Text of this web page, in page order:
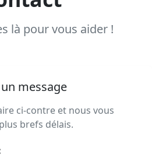
là pour vous aider !
message
ci-contre et nous vous
brefs délais.